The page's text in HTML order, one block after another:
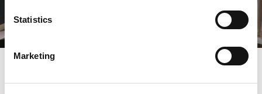
Statistics
Marketing